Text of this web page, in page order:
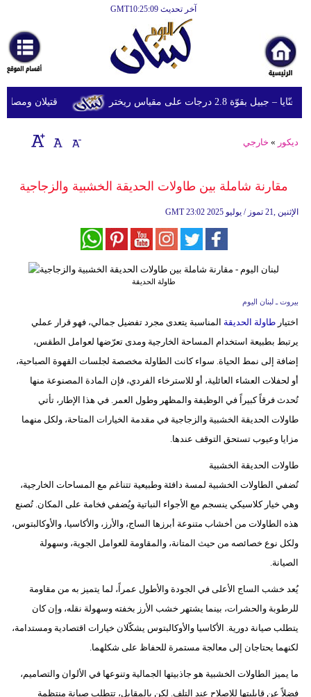
آخر تحديث GMT10:25:09
أخبارعاجلة
رياضة
ثقافة
إقتصاد
وموسيقى
وتغذية
ديكور
أخبار
أزياء
إسلامية
مدوَّنات
قتيلان ومصابون جراء 14 غارة إسرائيلية بقوّة 2.8 درجات على مقياس ريختر
ديكور » خارجي
مقارنة شاملة بين طاولات الحديقة الخشبية والزجاجية
GMT 23:02 2025 الإثنين ,21 تموز / يوليو
طاولة الحديقة
بيروت ـ لبنان اليوم
اختيارطاولة الحديقة المناسبة يتعدى مجرد تفضيل جمالي، فهو قرار عملي
يرتبط بطبيعة استخدام المساحة الخارجية ومدى تعرّضها لعوامل الطقس،
إضافة إلى نمط الحياة. سواء كانت الطاولة مخصصة لجلسات القهوة الصباحية،
أو لحفلات العشاء العائلية، أو للاسترخاء الفردي، فإن المادة المصنوعة منها
تُحدث فرقاً كبيراً في الوظيفة والمظهر وطول العمر. في هذا الإطار، تأتي
طاولات الحديقة الخشبية والزجاجية في مقدمة الخيارات المتاحة، ولكل منهما
مزايا وعيوب تستحق التوقف عندها.
طاولات الحديقة الخشبية
تُضفي الطاولات الخشبية لمسة دافئة وطبيعية تتناغم مع المساحات الخارجية،
وهي خيار كلاسيكي ينسجم مع الأجواء النباتية ويُضفي فخامة على المكان. تُصنع
هذه الطاولات من أخشاب متنوعة أبرزها الساج، والأرز، والأكاسيا، والأوكالبتوس،
ولكل نوع خصائصه من حيث المتانة، والمقاومة للعوامل الجوية، وسهولة
الصيانة.
يُعد خشب الساج الأعلى في الجودة والأطول عمراً، لما يتميز به من مقاومة
للرطوبة والحشرات، بينما يشتهر خشب الأرز بخفته وسهولة نقله، وإن كان
يتطلب صيانة دورية. الأكاسيا والأوكالبتوس يشكّلان خيارات اقتصادية ومستدامة،
لكنهما يحتاجان إلى معالجة مستمرة للحفاظ على شكلهما.
ما يميز الطاولات الخشبية هو جاذبيتها الجمالية وتنوعها في الألوان والتصاميم،
فضلاً عن قابليتها للإصلاح عند التلف. لكن بالمقابل، تتطلب صيانة منتظمة